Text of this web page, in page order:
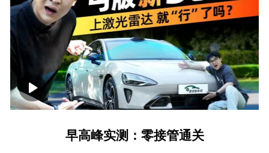
00:00 19:13
早高峰实测：零接管通关